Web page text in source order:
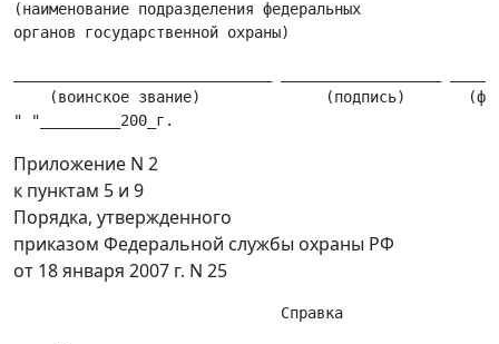
(наименование подразделения федеральных
(воинское звание)              (подпись)
Приложение N 2
к пунктам 5 и 9
Порядка, утвержденного
приказом Федеральной службы охраны РФ
от 18 января 2007 г. N 25